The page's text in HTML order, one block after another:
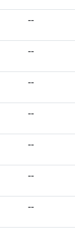
--
--
--
--
--
--
--